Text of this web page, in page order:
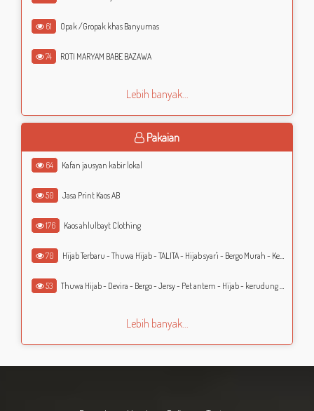
61 Opak /Gropak khas Banyumas
74 ROTI MARYAM BABE BAZAWA
Lebih banyak...
Pakaian
64 Kafan jausyan kabir lokal
50 Jasa Print Kaos AB
176 Kaos ahlulbayt Clothing
70 Hijab Terbaru - Thuwa Hijab - TALITA - Hijab syar'i - Bergo Murah - Kerudung Murah - Jilbab Murah
53 Thuwa Hijab - Devira - Bergo - Jersy - Pet antem - Hijab - kerudung - Jilbab
Lebih banyak...